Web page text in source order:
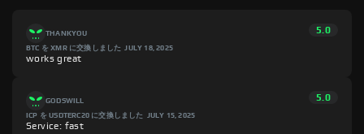
THANKYOU
BTC を XMR に交換しました JULY 18, 2025
5.0
works great
GODSWILL
ICP を USDTERC20 に交換しました JULY 15, 2025
5.0
Service: fast